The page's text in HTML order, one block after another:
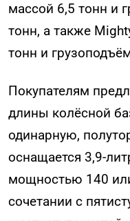
массой 6,5 тонн и
тонн, а также
тонн и
Покупателям
длины колёсной
одинарную,
оснащается 3,9-
мощностью 140
сочетании с